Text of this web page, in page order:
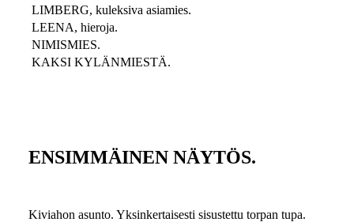
LIMBERG, kuleksiva asiamies.
LEENA, hieroja.
NIMISMIES.
KAKSI KYLÄNMIESTÄ.
ENSIMMÄINEN NÄYTÖS.
Kiviahon asunto. Yksinkertaisesti sisustettu torpan tupa.